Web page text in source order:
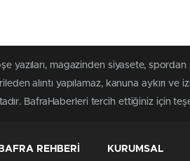
yazıları, magazinden siyasete,
alıntı yapılamaz, kanuna aykırı
BafraHaberleri tercih ettiğiniz için
BAFRA REHBERİ KURUMSAL